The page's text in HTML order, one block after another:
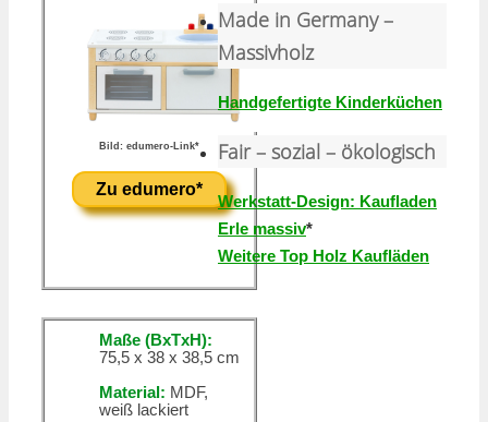
Bild: edumero-Link*
Zu edumero*
Maße (BxTxH):
75,5 x 38 x 38,5 cm
Material: MDF,
weiß lackiert
Made in Germany –
Massivholz
Handgefertigte Kinderküchen
Fair – sozial – ökologisch
Werkstatt-Design: Kaufladen
Erle massiv*
Weitere Top Holz Kaufläden